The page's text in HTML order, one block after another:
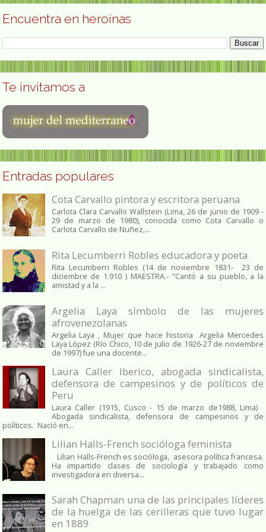
Encuentra en heroínas
Te invitamos a
Entradas populares
Cota Carvallo pintora y escritora peruana
Carlota Clara Carvallo Wallstein (Lima, 26 de junio de 1909 -
29 de marzo de 1980), conocida como Cota Carvallo o
Carlota Carvallo de Nuñez,...
Rita Lecumberri Robles educadora y poeta
Rita Lecumberri Robles (14 de noviembre 1831- 23 de
diciembre de 1.910 ) MAESTRA.- "Cantó a su pueblo, a la
amistad y a la ...
Argelia Laya símbolo de las mujeres
afrovenezolanas
Argelia Laya , Mujer que hace historia Argelia Mercedes
Laya López (Río Chico, 10 de julio de 1926-27 de noviembre
de 1997) fue una docente...
Laura Caller Iberico, abogada sindicalista,
defensora de campesinos y de políticos de
Peru
Laura Caller (1915, Cusco - 15 de marzo de1988, Lima)
Abogada sindicalista, defensora de campesinos y de
políticos. Nació en...
Lilian Halls-French socióloga feminista
Lilian Halls-French es socióloga, asesora política francesa.
Ha impartido clases de sociología y trabajado como
investigadora en diversa...
Sarah Chapman una de las principales líderes
de la huelga de las cerilleras que tuvo lugar
en 1889